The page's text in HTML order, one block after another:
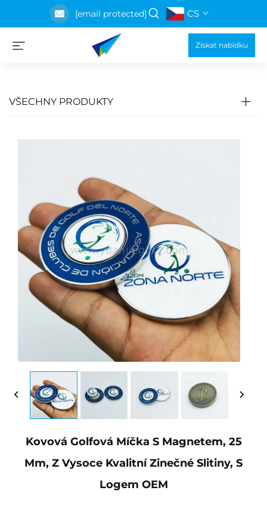
[email protected] CS
Získat nabídku
VŠECHNY PRODUKTY
Kovová Golfová Míčka S Magnetem, 25
Mm, Z Vysoce Kvalitní Zinečné Slitiny, S
Logem OEM